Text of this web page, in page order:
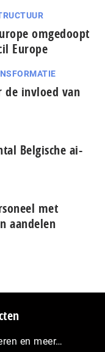
omgedoopt
Europe
de invloed van
Belgische ai-
met
aandelen
en meer…